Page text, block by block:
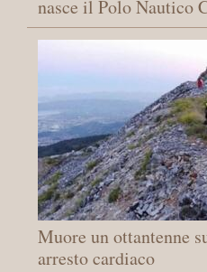
nasce il Polo Nautico
Muore un ottantenne
arresto cardiaco